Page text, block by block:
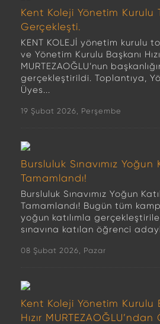
Kent Koleji Yönetim Kurulu
Gerçekleşti.
KENT KOLEJİ yönetim kurulu
ve Yönetim Kurulu Başkanı
MURTEZAOĞLU’nun
gerçekleştirildi. Toplantıya,
Üyes...
19 Şubat 2026, Perşembe
Bursluluk Sınavımız Yoğun
Tamamlandı!
Bursluluk Sınavımız Yoğun
Tamamlandı! Bugün tüm
yoğun katılımla
sınavına katılan öğrenci
08 Şubat 2026, Pazar
Kent Koleji Yönetim Kurulu
Hızır